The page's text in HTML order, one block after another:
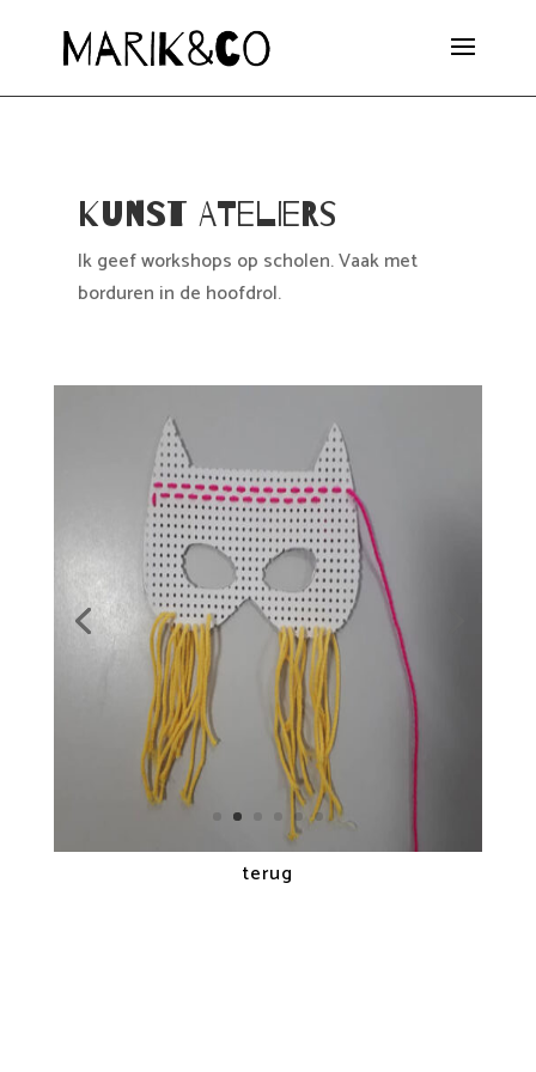
Kunst Ateliers
Ik geef workshops op scholen. Vaak met
borduren in de hoofdrol.
terug